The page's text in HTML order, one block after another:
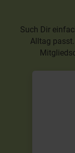
Such Dir
Alltag